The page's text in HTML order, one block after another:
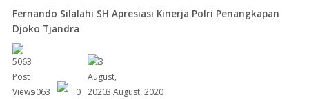
Fernando Silalahi SH Apresiasi Kinerja Polri Penangkapan
Djoko Tjandra
5063 0 3 August, 2020